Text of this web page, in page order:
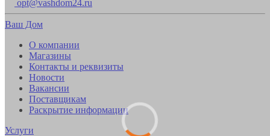
opt@vashdom24.ru
Ваш Дом
О компании
Магазины
Контакты и реквизиты
Новости
Вакансии
Поставщикам
Раскрытие информации
Услуги